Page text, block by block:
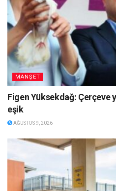
MANŞET
Figen Yüksekdağ: Çerçeve
eşik
AĞUSTOS 9, 2026